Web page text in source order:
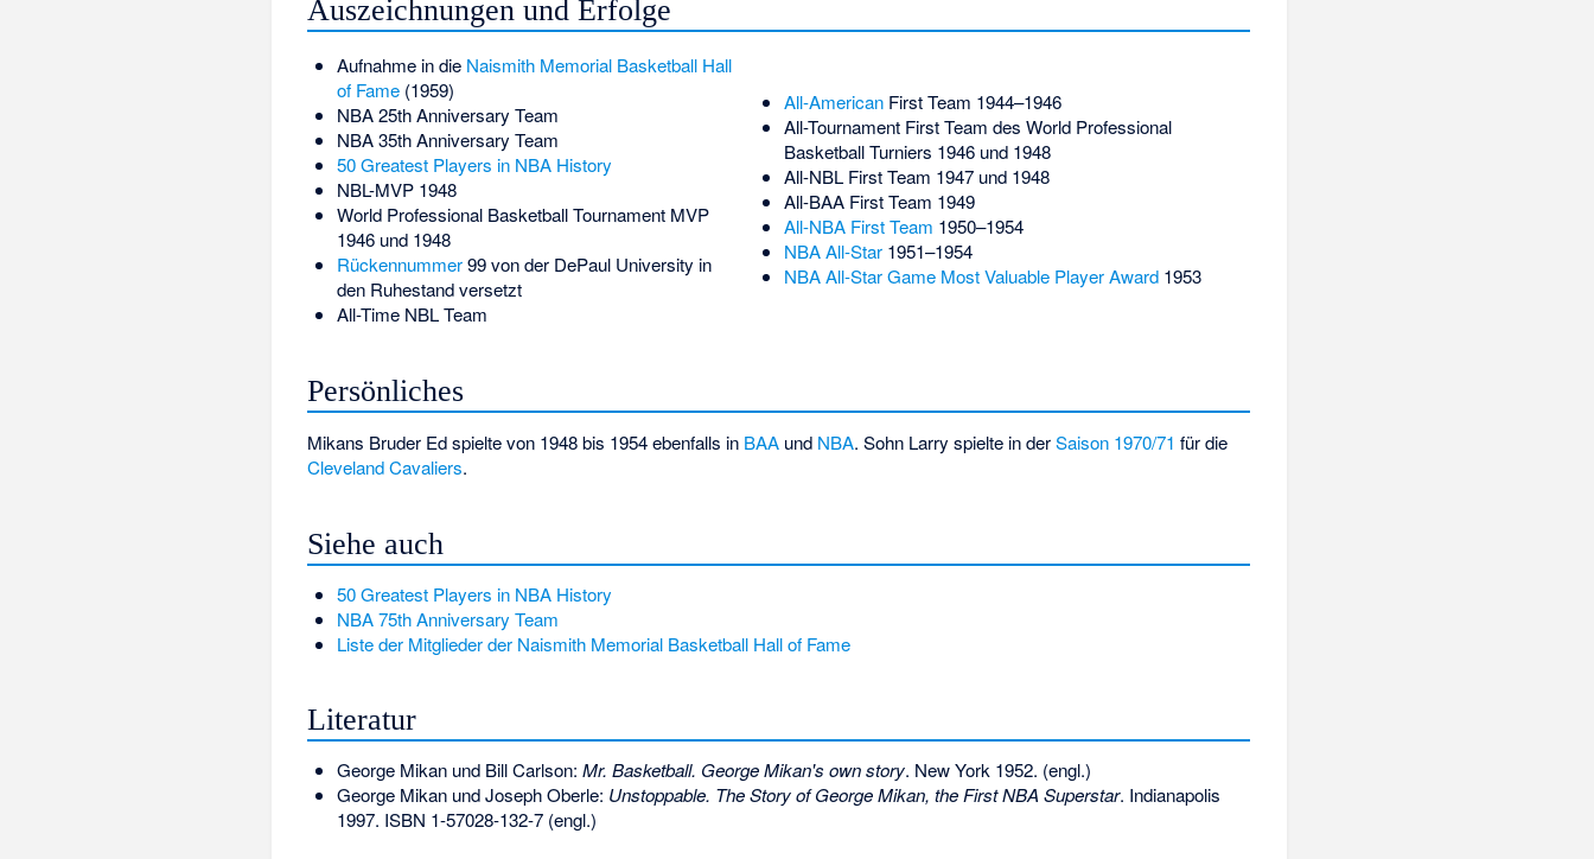
Auszeichnungen und Erfolge
Aufnahme in die Naismith Memorial Basketball Hall
of Fame(1959)
NBA 25th Anniversary Team
NBA 35th Anniversary Team
50 Greatest Players in NBA History
NBL-MVP 1948
World Professional Basketball Tournament MVP
1946 und 1948
Rückennummer99 von der DePaul University in
den Ruhestand versetzt
All-Time NBL Team
All-AmericanFirst Team 1944–1946
All-Tournament First Team des World Professional
Basketball Turniers 1946 und 1948
All-NBL First Team 1947 und 1948
All-BAA First Team 1949
All-NBA First Team 1950–1954
NBA All-Star1951–1954
NBA All-Star Game Most Valuable Player Award1953
Persönliches
Mikans Bruder Ed spielte von 1948 bis 1954 ebenfalls in BAA und NBA. Sohn Larry spielte in derSaison 1970/71 für die
Cleveland Cavaliers.
Siehe auch
50 Greatest Players in NBA History
NBA 75th Anniversary Team
Liste der Mitglieder der Naismith Memorial Basketball Hall of Fame
Literatur
George Mikan und Bill Carlson: Mr. Basketball. George Mikan's own story. New York 1952. (engl.)
George Mikan und Joseph Oberle: Unstoppable. The Story of George Mikan, the First NBA Superstar. Indianapolis
1997. ISBN 1-57028-132-7(engl.)